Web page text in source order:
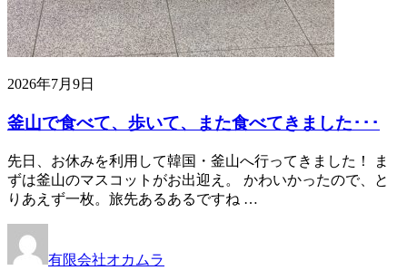
2026年7月9日
釜山で食べて、歩いて、また食べてきました･･･
先日、お休みを利用して韓国・釜山へ行ってきました！ ま
ずは釜山のマスコットがお出迎え。 かわいかったので、と
りあえず一枚。旅先あるあるですね …
有限会社オカムラ